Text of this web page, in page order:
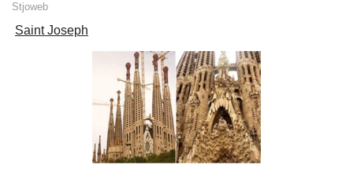
Stjoweb
Saint Joseph